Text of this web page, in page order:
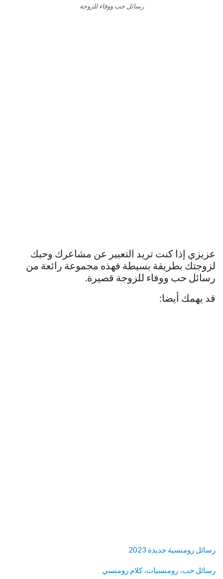
رسائل حب ووفاء للزوجة
عزيزي إذا كنت تريد التعبير عن مشاعرك وحبك
لزوجتك بطريقة بسيطة فهذه مجموعة رائعة من
رسائل حب ووفاء للزوجة قصيرة.
قد يهمك أيضا:
رسائل رومنسية جديدة 2023
رسائل حب، رومنسيات، كلام رومنسي